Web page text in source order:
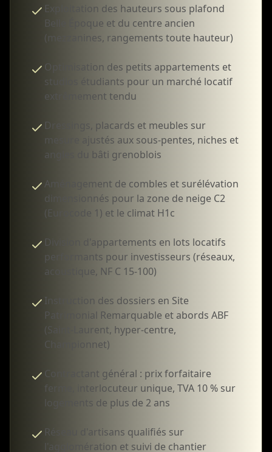
Exploitation des hauteurs sous plafond
Belle Époque et du centre ancien
(mezzanines, rangements toute hauteur)
Optimisation des petits appartements et
studios étudiants pour un marché locatif
extrêmement tendu
Dressings, placards et meubles sur
mesure ajustés aux sous-pentes, niches et
angles du bâti grenoblois
Aménagement de combles et surélévation
dimensionnés pour la zone de neige C2
(Eurocode 1) et le climat H1c
Division d'appartements en lots locatifs
performants pour investisseurs (réseaux,
acoustique, NF C 15-100)
Instruction des dossiers en Site
Patrimonial Remarquable et abords ABF
(Saint-Laurent, hyper-centre,
Championnet)
Contractant général : prix forfaitaire
ferme, interlocuteur unique, TVA 10 % sur
logements de plus de 2 ans
Réseau d'artisans qualifiés sur
l'agglomération et suivi de chantier